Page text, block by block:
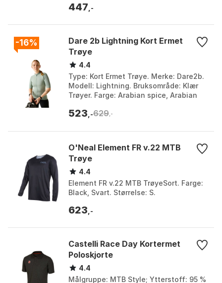
Quetzal green. St...
447 ,-
-16%
Dare 2b Lightning Kort Ermet
Trøye
4.4
Type: Kort Ermet Trøye. Merke: Dare2b.
Modell: Lightning. Bruksområde: Klær
Trøyer. Farge: Arabian spice, Arabian
Dusk...
523 ,-629,-
O'Neal Element FR v.22 MTB
Trøye
4.4
Element FR v.22 MTB TrøyeSort. Farge:
Black, Svart. Størrelse: S.
623 ,-
Castelli Race Day Kortermet
Poloskjorte
4.4
Målgruppe: MTB Style; Ytterstoff: 95 %